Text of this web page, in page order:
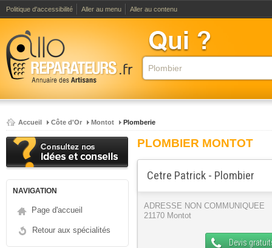
Politique d'accessibilité Aller au menu Aller au contenu
Accueil Côte d'Or Montot Plomberie
NAVIGATION
Page d'accueil
Retour aux spécialités
PLOMBIER MONTOT
Cetre Patrick - Plombier
ADRESSE NON COMMUNIQUEE
21170 Montot
Devis